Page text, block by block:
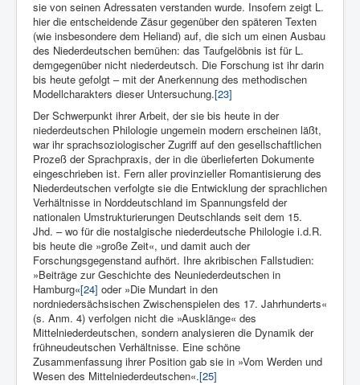
sie von seinen Adressaten verstanden wurde. Insofern zeigt L.
hier die entscheidende Zäsur gegenüber den späteren Texten
(wie insbesondere dem Heliand) auf, die sich um einen Ausbau
des Niederdeutschen bemühen: das Taufgelöbnis ist für L.
demgegenüber nicht niederdeutsch. Die Forschung ist ihr darin
bis heute gefolgt – mit der Anerkennung des methodischen
Modellcharakters dieser Untersuchung.[23]
Der Schwerpunkt ihrer Arbeit, der sie bis heute in der
niederdeutschen Philologie ungemein modern erscheinen läßt,
war ihr sprachsoziologischer Zugriff auf den gesellschaftli­chen
Prozeß der Sprachpraxis, der in die überlieferten Dokumente
eingeschrieben ist. Fern aller provinzieller Romantisierung des
Niederdeutschen verfolgte sie die Entwicklung der sprachlichen
Verhältnisse in Norddeutschland im Spannungsfeld der
nationalen Umstrukturierungen Deutschlands seit dem 15.
Jhd. – wo für die nostalgische niederdeutsche Philologie i.d.R.
bis heute die »große Zeit«, und damit auch der
Forschungsgegenstand aufhört. Ihre akri­bischen Fallstudien:
»Beiträge zur Geschichte des Neuniederdeut­schen in
Hamburg«[24] oder »Die Mundart in den
nordniedersächsischen Zwischenspielen des 17. Jahrhunderts«
(s. Anm. 4) verfolgen nicht die »Ausklänge« des
Mittelniederdeut­schen, sondern analysie­ren die Dynamik der
frühneudeutschen Verhältnisse. Eine schöne
Zusammenfassung ihrer Position gab sie in »Vom Werden und
Wesen des Mittelniederdeutschen«.[25]